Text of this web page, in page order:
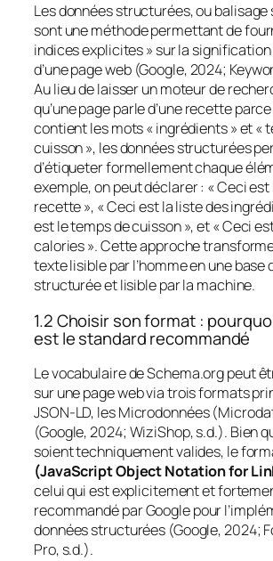
Les données structurées, ou
sont une méthode permettant de
indices explicites » sur la
d’une page web (Google, 2024;
Au lieu de laisser un moteur de
qu’une page parle d’une recette parce
contient les mots « ingrédients » et «
cuisson », les données structurées
d’étiqueter formellement chaque
exemple, on peut déclarer : « Ceci est
recette », « Ceci est la liste des
est le temps de cuisson », et « Ceci
calories ». Cette approche
texte lisible par l’homme en une base
structurée et lisible par la machine.
1.2 Choisir son format :
est le standard recommandé
Le vocabulaire de Schema.org peut
sur une page web via trois formats
JSON-LD, les Microdonnées
(Google, 2024; WiziShop, s.d.). Bien
soient techniquement valides, le
(JavaScript Object Notation for
celui qui est explicitement et
recommandé par Google pour
données structurées (Google, 2024;
Pro, s.d.).